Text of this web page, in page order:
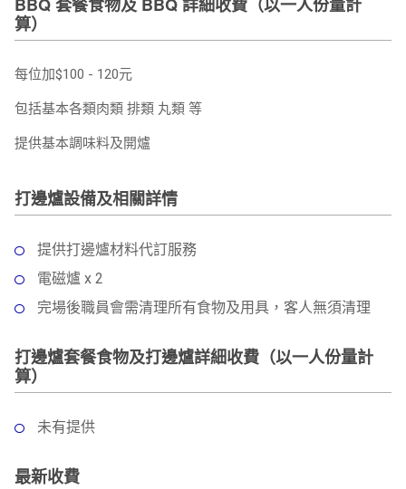
BBQ 套餐食物及 BBQ 詳細收費（以一人份量計
算）
每位加$100 - 120元
包括基本各類肉類 排類 丸類 等
提供基本調味料及開爐
打邊爐設備及相關詳情
提供打邊爐材料代訂服務
電磁爐 x 2
完場後職員會需清理所有食物及用具，客人無須清理
打邊爐套餐食物及打邊爐詳細收費（以一人份量計
算）
未有提供
最新收費